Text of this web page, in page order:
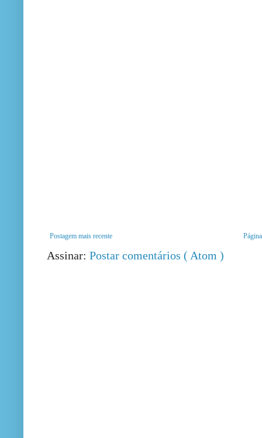
Postagem mais recente
Assinar: Postar comentários ( Atom )